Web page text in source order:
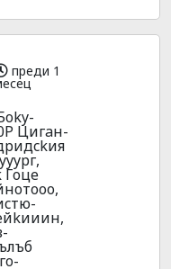
преди 1
Цигaн-
Гoцe